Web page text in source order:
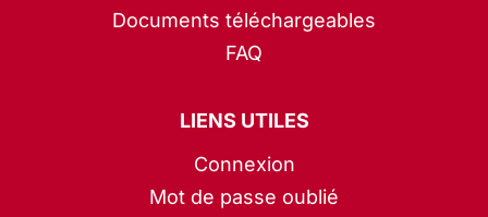
Documents téléchargeables
FAQ
LIENS UTILES
Connexion
Mot de passe oublié